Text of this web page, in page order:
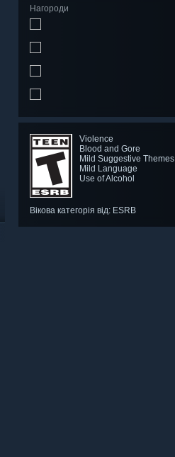
Нагороди
Violence
Blood and Gore
Mild Suggestive Themes
Mild Language
Use of Alcohol
Вікова категорія від: ESRB